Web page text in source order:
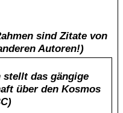
sind Zitate von
Autoren!)
stellt das gängige
über den Kosmos